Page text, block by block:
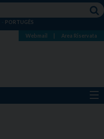
PORTUGÊS
Webmail Area Riservata